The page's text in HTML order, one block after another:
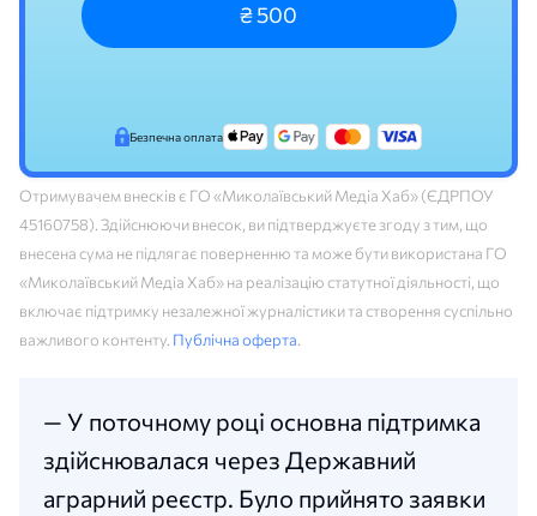
₴ 500
Безпечна оплата
Отримувачем внесків є ГО «Миколаївський Медіа Хаб» (ЄДРПОУ
45160758). Здійснюючи внесок, ви підтверджуєте згоду з тим, що
внесена сума не підлягає поверненню та може бути використана ГО
«Миколаївський Медіа Хаб» на реалізацію статутної діяльності, що
включає підтримку незалежної журналістики та створення суспільно
важливого контенту. Публічна оферта.
— У поточному році основна підтримка
здійснювалася через Державний
аграрний реєстр. Було прийнято заявки